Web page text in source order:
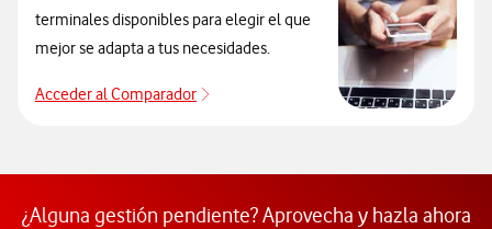
terminales disponibles para elegir el que
mejor se adapta a tus necesidades.
Acceder al Comparador
Para elegir un modelo de móvil antes
¿Alguna gestión pendiente? Aprovecha y hazla ahora